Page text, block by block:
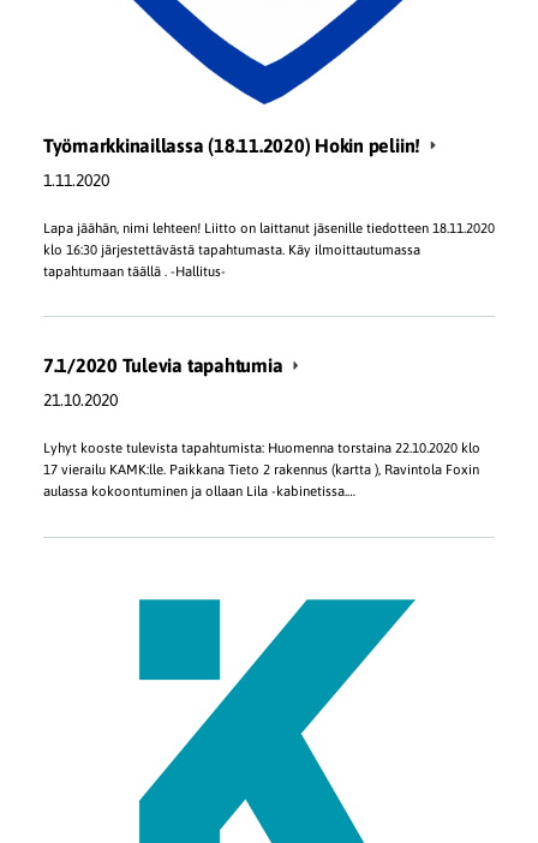
Työmarkkinaillassa (18.11.2020) Hokin peliin!
1.11.2020
Lapa jäähän, nimi lehteen! Liitto on laittanut jäsenille tiedotteen 18.11.2020
klo 16:30 järjestettävästä tapahtumasta. Käy ilmoittautumassa
tapahtumaan täällä . -Hallitus-
7.1/2020 Tulevia tapahtumia
21.10.2020
Lyhyt kooste tulevista tapahtumista: Huomenna torstaina 22.10.2020 klo
17 vierailu KAMK:lle. Paikkana Tieto 2 rakennus (kartta ), Ravintola Foxin
aulassa kokoontuminen ja ollaan Lila -kabinetissa.…